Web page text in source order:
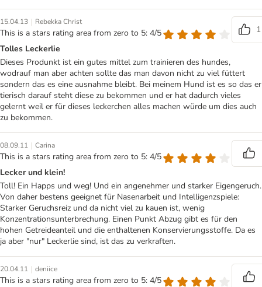
15.04.13 | Rebekka Christ
This is a stars rating area from zero to 5: 4/5
1
Tolles Leckerlie
Dieses Produnkt ist ein gutes mittel zum trainieren des hundes,
wodrauf man aber achten sollte das man davon nicht zu viel füttert
sondern das es eine ausnahme bleibt. Bei meinem Hund ist es so das er
tierisch darauf steht diese zu bekommen und er hat dadurch vieles
gelernt weil er für dieses leckerchen alles machen würde um dies auch
zu bekommen.
08.09.11 | Carina
This is a stars rating area from zero to 5: 4/5
Lecker und klein!
Toll! Ein Happs und weg! Und ein angenehmer und starker Eigengeruch.
Von daher bestens geeignet für Nasenarbeit und Intelligenzspiele:
Starker Geruchsreiz und da nicht viel zu kauen ist, wenig
Konzentrationsunterbrechung. Einen Punkt Abzug gibt es für den
hohen Getreideanteil und die enthaltenen Konservierungsstoffe. Da es
ja aber "nur" Leckerlie sind, ist das zu verkraften.
20.04.11 | deniice
This is a stars rating area from zero to 5: 4/5